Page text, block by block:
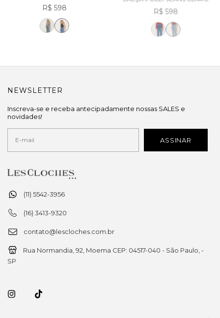
R$ 598 R$ 598
(11) 5542-3956
(16) 3413-9320
contato@lescloches.com.br
Rua Normandia, 92, Moema CEP: 04517-040 - São Paulo, -
SP
NEWSLETTER
Inscreva-se e receba antecipadamente nossas SALES e
novidades!